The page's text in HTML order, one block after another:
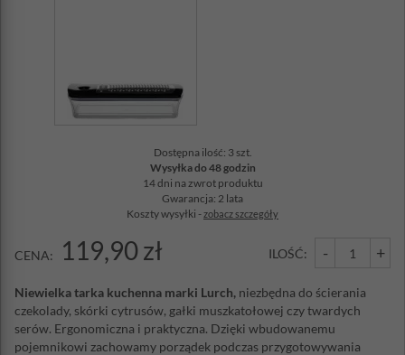
Dostępna ilość: 3 szt.
Wysyłka do 48 godzin
14 dni na zwrot produktu
Gwarancja: 2 lata
Koszty wysyłki -zobacz szczegóły
CENA: 119,90 zł ILOŚĆ: - +
Niewielka tarka kuchenna marki Lurch, niezbędna do ścierania
czekolady, skórki cytrusów, gałki muszkatołowej czy twardych
serów. Ergonomiczna i praktyczna. Dzięki wbudowanemu
pojemnikowi zachowamy porządek podczas przygotowywania